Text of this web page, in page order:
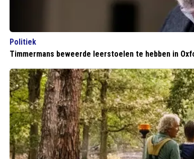
Politiek
Timmermans beweerde leerstoelen te hebben in